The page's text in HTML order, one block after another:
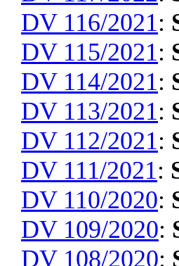
DV 116/2021:
DV 115/2021:
DV 114/2021:
DV 113/2021:
DV 112/2021:
DV 111/2021:
DV 110/2020:
DV 109/2020:
DV 108/2020: